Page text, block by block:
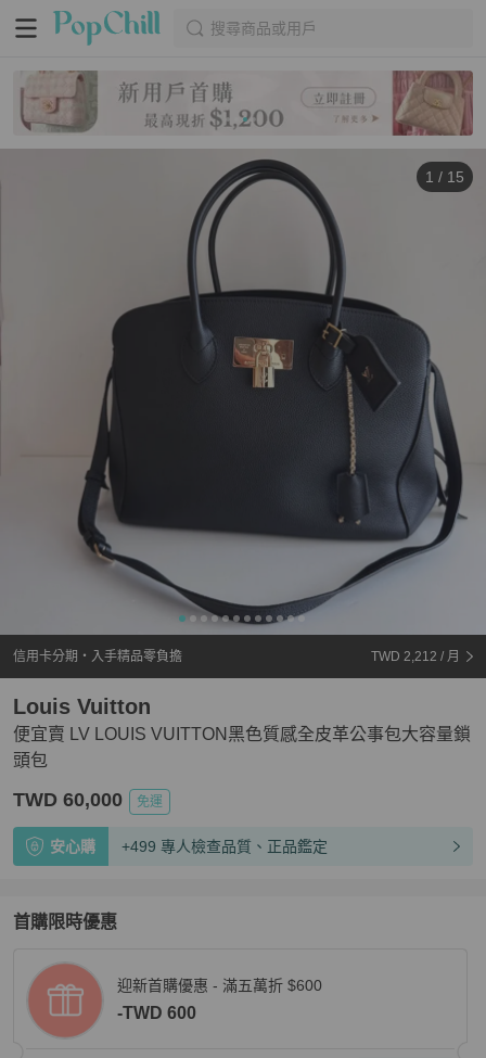
搜尋商品或用戶
1 / 15
信用卡分期・入手精品零負擔 TWD 2,212 / 月
便宜賣 LV LOUIS VUITTON黑色質感全皮革公事包大容量鎖
頭包
Louis Vuitton
TWD 60,000 免運
安心購 +499 專人檢查品質、正品鑑定
首購限時優惠
迎新首購優惠 - 滿五萬折 $600
-TWD 600